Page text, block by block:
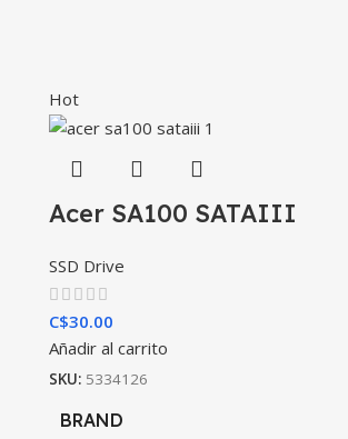
Hot
Acer SA100 SATAIII
SSD Drive
C$30.00
Añadir al carrito
SKU: 5334126
BRAND